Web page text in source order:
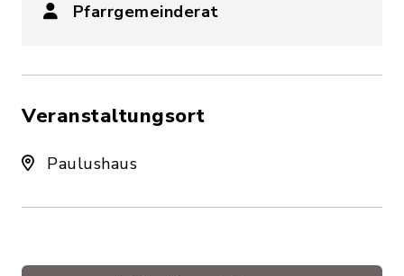
Pfarrgemeinderat
Veranstaltungsort
Paulushaus